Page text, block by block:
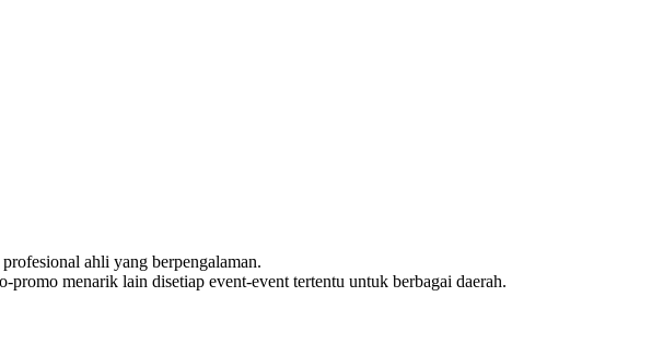
ahli yang berpengalaman.
menarik lain disetiap event-event tertentu untuk berbagai daerah.